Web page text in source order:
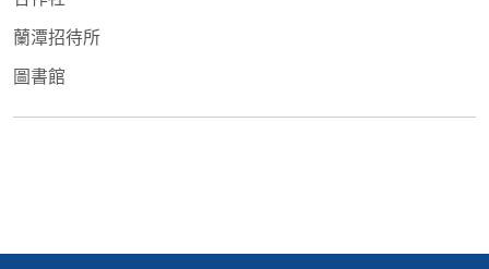
蘭潭招待所
圖書館